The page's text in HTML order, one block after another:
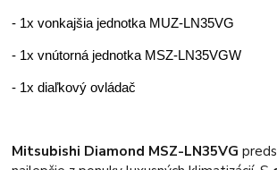
- 1x vonkajšia jednotka MUZ-LN35VG
- 1x vnútorná jednotka MSZ-LN35VGW
- 1x diaľkový ovládač
Mitsubishi Diamond MSZ-LN35VG